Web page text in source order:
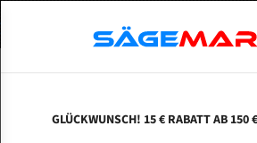
ABOUTS
ENGLISH
GLÜCKWUNSCH! 15 € RABATT AB 150